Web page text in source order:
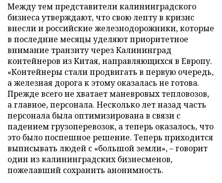
Между тем представители калининградского
бизнеса утверждают, что свою лепту в кризис
внесли и российские железнодорожники, которые
в последние месяцы уделяют приоритетное
внимание транзиту через Калининград
контейнеров из Китая, направляющихся в Европу.
«Контейнеры стали продвигать в первую очередь,
а железная дорога к этому оказалась не готова.
Прежде всего не хватает маневровых тепловозов,
а главное, персонала. Несколько лет назад часть
персонала была оптимизирована в связи с
падением грузоперевозок, а теперь оказалось, что
это было поспешное решение. Теперь приходится
выписывать людей с «большой земли», – говорит
один из калининградских бизнесменов,
пожелавший сохранить анонимность.